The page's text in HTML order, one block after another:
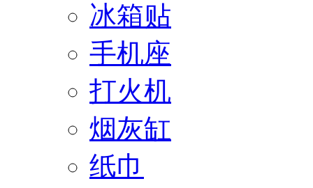
冰箱贴
手机座
打火机
烟灰缸
纸巾